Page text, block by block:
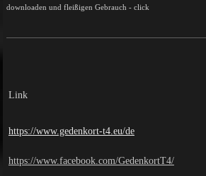
downloaden und fleißigen Gebrauch - click
Link
https://www.gedenkort-t4.eu/de
https://www.facebook.com/GedenkortT4/